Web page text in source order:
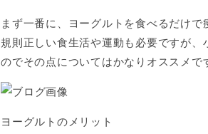
まず一番に、ヨーグルトを食べるだけで
規則正しい食生活や運動も必要ですが
のでその点についてはかなりオススメ
ヨーグルトのメリット